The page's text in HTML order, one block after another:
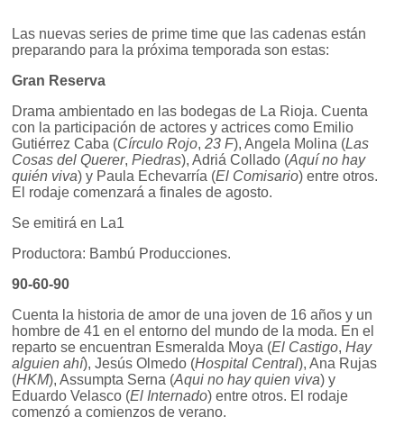
Las nuevas series de prime time que las cadenas están
preparando para la próxima temporada son estas:
Gran Reserva
Drama ambientado en las bodegas de La Rioja. Cuenta
con la participación de actores y actrices como Emilio
Gutiérrez Caba (Círculo Rojo,23 F), Angela Molina (Las
Cosas del Querer,Piedras), Adriá Collado (Aquí no hay
quién viva) y Paula Echevarría (El Comisario) entre otros.
El rodaje comenzará a finales de agosto.
Se emitirá en La1
Productora: Bambú Producciones.
90-60-90
Cuenta la historia de amor de una joven de 16 años y un
hombre de 41 en el entorno del mundo de la moda. En el
reparto se encuentran Esmeralda Moya (El Castigo,Hay
alguien ahí), Jesús Olmedo (Hospital Central), Ana Rujas
(HKM), Assumpta Serna (Aqui no hay quien viva) y
Eduardo Velasco (El Internado) entre otros. El rodaje
comenzó a comienzos de verano.